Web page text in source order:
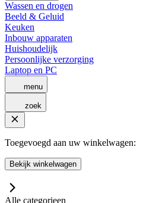
Wassen en drogen
Beeld & Geluid
Keuken
Inbouw apparaten
Huishoudelijk
Persoonlijke verzorging
Laptop en PC
menu
zoek
Toegevoegd aan uw winkelwagen:
Bekijk winkelwagen
Alle categorieen